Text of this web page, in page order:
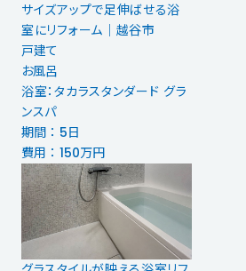
サイズアップで足伸ばせる浴
室にリフォーム｜越谷市
戸建て
お風呂
浴室：タカラスタンダード グラ
ンスパ
期間 ： 5日
費用 ： 150万円